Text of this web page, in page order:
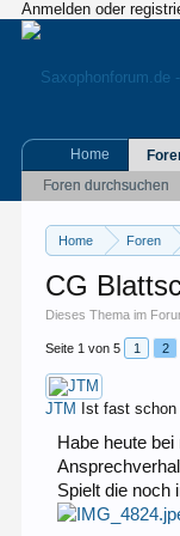
Anmelden oder
Home Foren
CG
Dieses Thema im
Seite 1 von 5 1 2
JTM Ist fast
Habe heute
Spielt die noch
Home
Foren durchsuchen